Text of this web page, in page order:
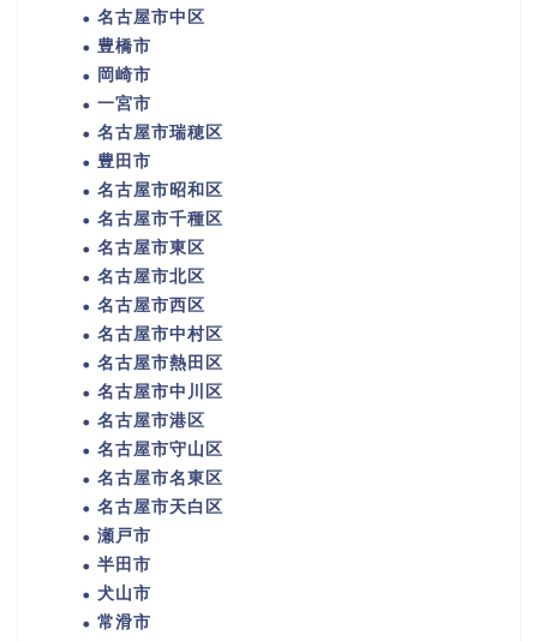
名古屋市中区
豊橋市
岡崎市
一宮市
名古屋市瑞穂区
豊田市
名古屋市昭和区
名古屋市千種区
名古屋市東区
名古屋市北区
名古屋市西区
名古屋市中村区
名古屋市熱田区
名古屋市中川区
名古屋市港区
名古屋市守山区
名古屋市名東区
名古屋市天白区
瀬戸市
半田市
犬山市
常滑市